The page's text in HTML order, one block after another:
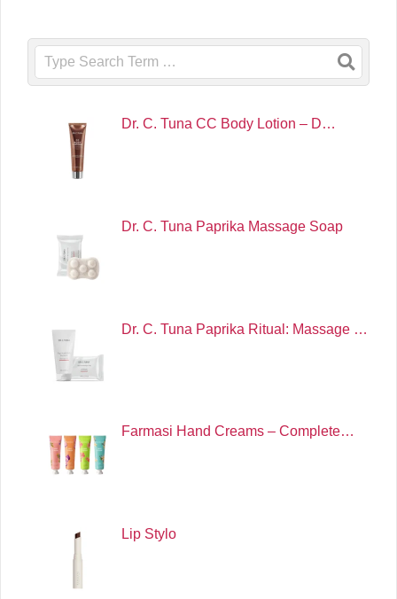
Search
Dr. C. Tuna CC Body Lotion – D…
Dr. C. Tuna Paprika Massage Soap
Dr. C. Tuna Paprika Ritual: Massage …
Farmasi Hand Creams – Complete…
Lip Stylo